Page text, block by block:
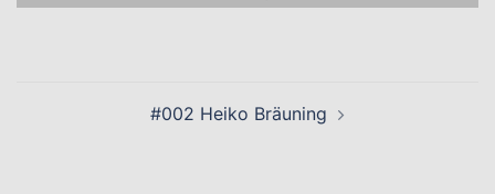
#002 Heiko Bräuning